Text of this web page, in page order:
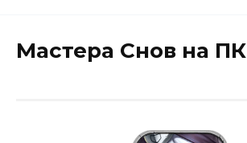
Мастера Снов на ПК